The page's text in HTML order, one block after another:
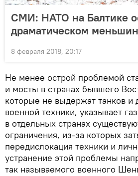
СМИ: НАТО на Балтике
драматическом
8 февраля 2018, 20:17
Не менее острой проблемой
и мосты в странах бывшего
которые не выдержат танков и
военной техники, указывает
в отдельных странах
ограничения, из-за которых
передислокация техники и
устранение этой проблемы
так называемого военного